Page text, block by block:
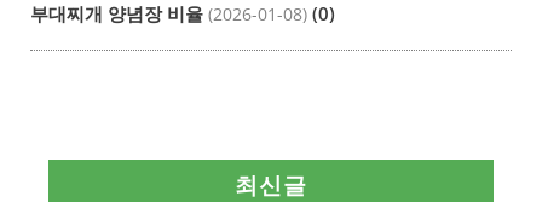
부대찌개 양념장 비율 (2026-01-08) (0)
최신글